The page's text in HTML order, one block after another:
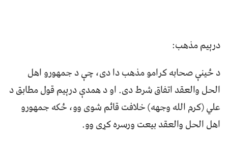
درېیم مذهب:
د ځينې صحابه کرامو مذهب دا دی، چې د جمهورو اهل
الحل والعقد اتفاق شرط دی. او د همدې درېیم قول مطابق د
علي (کرم الله وجهه) خلافت قائم شوی وو، ځکه جمهورو
اهل الحل والعقد بیعت ورسره کړی وو.